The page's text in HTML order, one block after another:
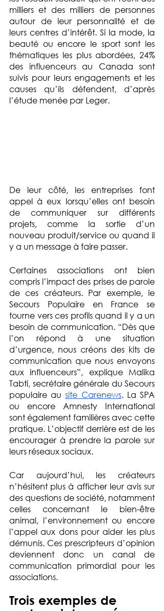
milliers et des milliers de personnes
autour de leur personnalité et de
leurs centres d’intérêt. Si la mode, la
beauté ou encore le sport sont les
thématiques les plus abordées, 24%
des influenceurs au Canada sont
suivis pour leurs engagements et les
causes qu’ils défendent, d’après
l’étude menée par Leger.
De leur côté, les entreprises font
appel à eux lorsqu’elles ont besoin
de communiquer sur différents
projets, comme la sortie d’un
nouveau produit/service ou quand il
y a un message à faire passer.
Certaines associations ont bien
compris l’impact des prises de parole
de ces créateurs. Par exemple, le
Secours Populaire en France se
tourne vers ces profils quand il y a un
besoin de communication. “Dès que
l’on répond à une situation
d’urgence, nous créons des kits de
communication que nous envoyons
aux influenceurs”, explique Malika
Tabti, secrétaire générale du Secours
populaire au site Carenews. La SPA
ou encore Amnesty International
sont également familières avec cette
pratique. L’objectif derrière est de les
encourager à prendre la parole sur
leurs réseaux sociaux.
Car aujourd’hui, les créateurs
n’hésitent plus à afficher leur avis sur
des questions de société, notamment
celles concernant le bien-être
animal, l’environnement ou encore
l’appel aux dons pour aider les plus
démunis. Ces prescripteurs d’opinion
deviennent donc un canal de
communication primordial pour les
associations.
Trois exemples de